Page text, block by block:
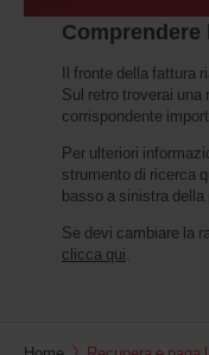
Comprendere
Il fronte della fattura
Sul retro troverai
corrispondente
Per ulteriori
strumento di ricerca
basso a sinistra
Se devi cambiare la
clicca qui.